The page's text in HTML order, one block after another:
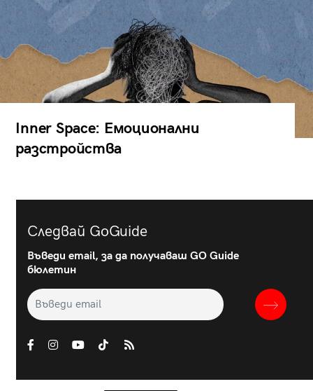
Inner Space: Емоционални
разстройства
Следвай GoGuide
Въведи email, за да получаваш GO Guide
бюлетин